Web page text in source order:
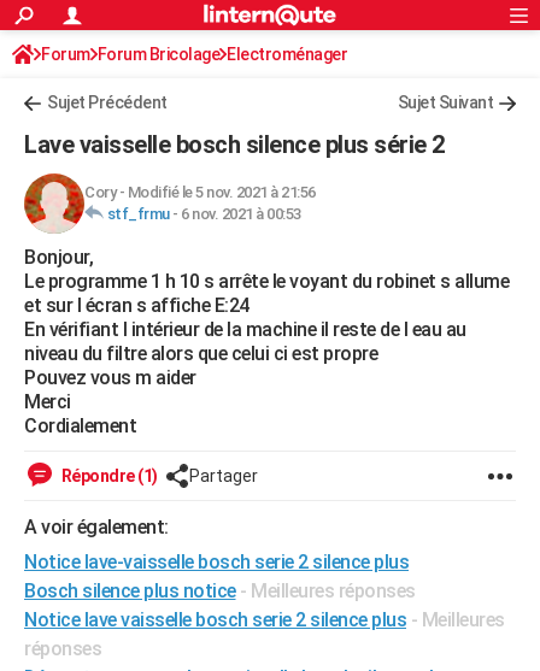
ACTUALITÉS
Politique
Société
Faits Divers
Education
Monde
Villes
+
FINANCE
Retraite
Impôts
Epargne
Immobilier
Risques naturels par ville
Banque
Assurance
Crédit
AUTO
Essais
Réserver un essai
Citadines
Berlines
SUV
Forum auto
+HIGH-TECH
Mobiles
Meilleur smartphone
Internet
Ordinateurs
Jeux vidéo
Guide high-tech
+BRICOLAGE
Forum
Aménagement intérieur
Extérieur
Cuisine
Salle de bains
Jardinage
Rangement
WEEK-END
Guides de France
Escapades
Patrimoine
Expositions
Musées
Week-end nature
+LIFESTYLE
Art de vivre
Bien-être
Loisirs
Mode
Modes de vie
SANTE
VOYAGE
Destinations
City break
Voyage nature
Voyage de noces
Forum
Climat
PHOTO
GUIDES D'ACHAT
BONS PLANS
S'inscrire
Connexion
Forum Forum Bricolage Electroménager
Sujet Précédent Sujet Suivant
Lave vaisselle bosch silence plus série 2
Cory- Modifié le 5 nov. 2021 à 21:56
stf_frmu- 6 nov. 2021 à 00:53
Bonjour,
Le programme 1 h 10 s arrête le voyant du robinet s allume
et sur l écran s affiche E:24
En vérifiant l intérieur de la machine il reste de l eau au
niveau du filtre alors que celui ci est propre
Pouvez vous m aider
Merci
Cordialement
Répondre (1) Partager
A voir également:
Notice lave-vaisselle bosch serie 2 silence plus
Bosch silence plus notice - Meilleures réponses
Notice lave vaisselle bosch serie 2 silence plus - Meilleures
réponses